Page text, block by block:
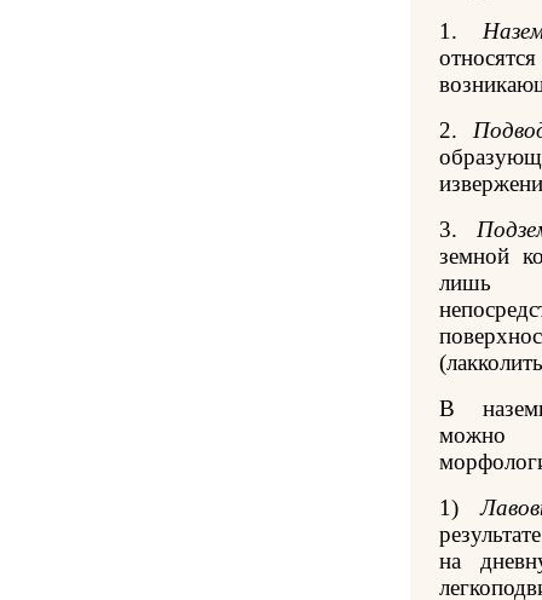
1.
2.
3.
земной
лишь
В
1)
на